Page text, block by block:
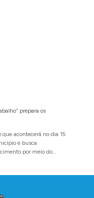
prepara os
acontecerá no dia 15
e busca
por meio do